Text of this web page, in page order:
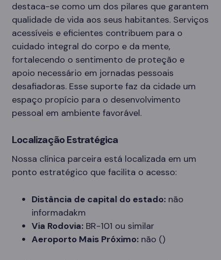
destaca-se como um dos pilares que garantem
qualidade de vida aos seus habitantes. Serviços
acessíveis e eficientes contribuem para o
cuidado integral do corpo e da mente,
fortalecendo o sentimento de proteção e
apoio necessário em jornadas pessoais
desafiadoras. Esse suporte faz da cidade um
espaço propício para o desenvolvimento
pessoal em ambiente favorável.
Localização Estratégica
Nossa clínica parceira está localizada em um
ponto estratégico que facilita o acesso:
Distância de capital do estado: não
informadakm
Via Rodovia: BR-101 ou similar
Aeroporto Mais Próximo: não ()